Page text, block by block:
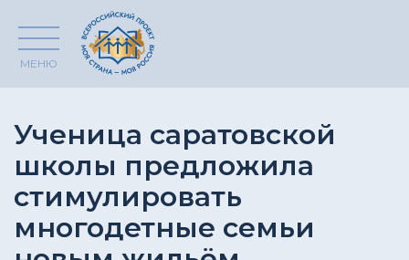
МЕНЮ
Ученица саратовской
школы предложила
стимулировать
многодетные семьи